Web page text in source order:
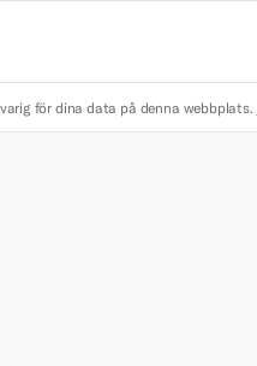
för dina data på denna webbplats.